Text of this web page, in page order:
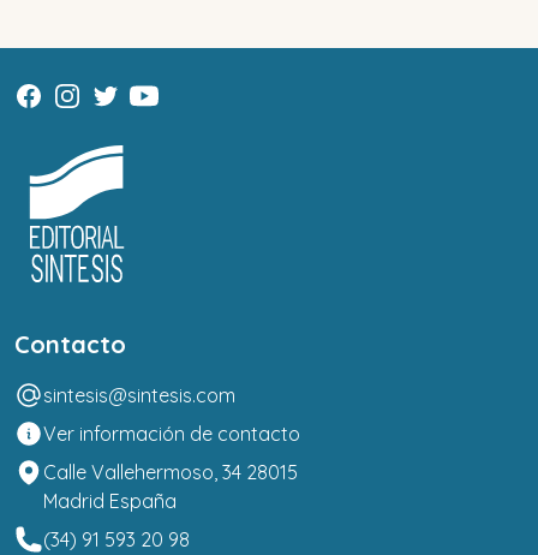
Contacto
sintesis@sintesis.com
Ver información de contacto
Calle Vallehermoso, 34 28015
Madrid España
(34) 91 593 20 98